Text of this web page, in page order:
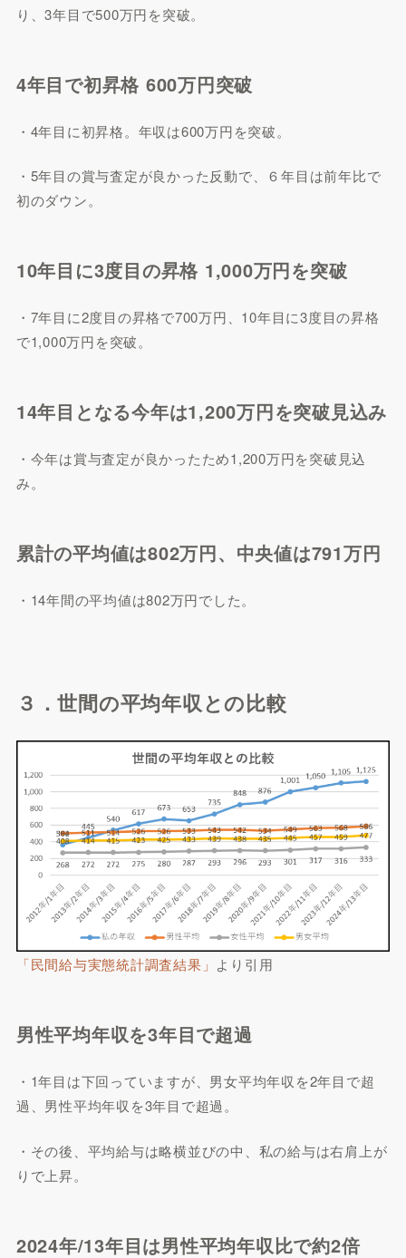
り、3年目で500万円を突破。
4年目で初昇格 600万円突破
・4年目に初昇格。年収は600万円を突破。
・5年目の賞与査定が良かった反動で、６年目は前年比で
初のダウン。
10年目に3度目の昇格 1,000万円を突破
・7年目に2度目の昇格で700万円、10年目に3度目の昇格
で1,000万円を突破。
14年目となる今年は1,200万円を突破見込み
・今年は賞与査定が良かったため1,200万円を突破見込
み。
累計の平均値は802万円、中央値は791万円
・14年間の平均値は802万円でした。
３．世間の平均年収との比較
「民間給与実態統計調査結果」 より引用
男性平均年収を3年目で超過
・1年目は下回っていますが、男女平均年収を2年目で超
過、男性平均年収を3年目で超過。
・その後、平均給与は略横並びの中、私の給与は右肩上が
りで上昇。
2024年/13年目は男性平均年収比で約2倍